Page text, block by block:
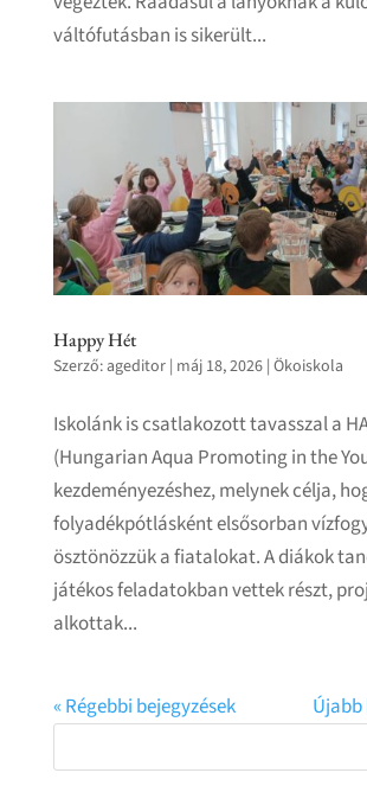
váltófutásban is sikerült...
Happy Hét
Szerző:ageditor| máj 18, 2026| Ökoiskola
Iskolánk is csatlakozott tavasszal a
(Hungarian Aqua Promoting in the
kezdeményezéshez, melynek célja,
folyadékpótlásként elsősorban
ösztönözzük a fiatalokat. A diákok
játékos feladatokban vettek részt,
alkottak...
« Régebbi bejegyzések Újabb